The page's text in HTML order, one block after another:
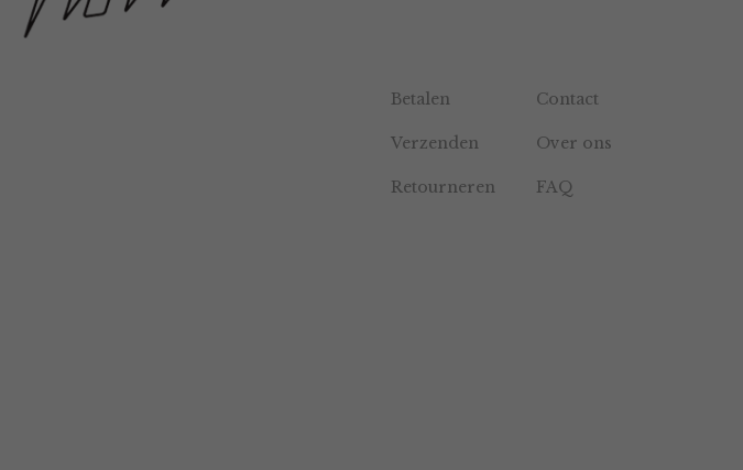
Betalen Contact
Verzenden Over ons
Retourneren FAQ